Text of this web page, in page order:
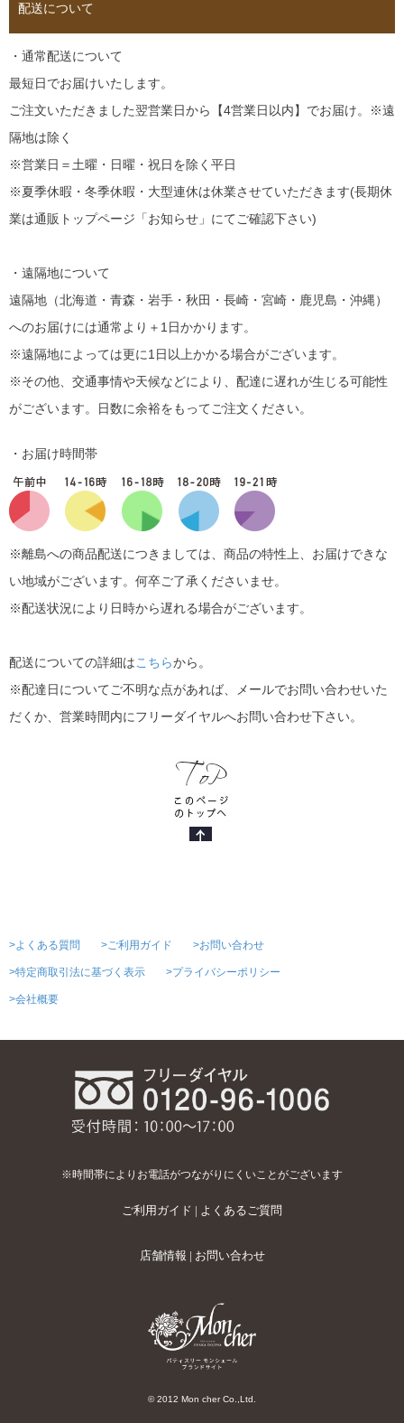
配送について
・通常配送について
最短日でお届けいたします。
ご注文いただきました翌営業日から【4営業日以内】でお届け。※遠
隔地は除く
※営業日＝土曜・日曜・祝日を除く平日
※夏季休暇・冬季休暇・大型連休は休業させていただきます(長期休
業は通販トップページ「お知らせ」にてご確認下さい)
・遠隔地について
遠隔地（北海道・青森・岩手・秋田・長崎・宮崎・鹿児島・沖縄）
へのお届けには通常より＋1日かかります。
※遠隔地によっては更に1日以上かかる場合がございます。
※その他、交通事情や天候などにより、配達に遅れが生じる可能性
がございます。日数に余裕をもってご注文ください。
・お届け時間帯
※離島への商品配送につきましては、商品の特性上、お届けできな
い地域がございます。何卒ご了承くださいませ。
※配送状況により日時から遅れる場合がございます。
配送についての詳細はこちらから。
※配達日についてご不明な点があれば、メールでお問い合わせいた
だくか、営業時間内にフリーダイヤルへお問い合わせ下さい。
>よくある質問 >ご利用ガイド >お問い合わせ
>特定商取引法に基づく表示 >プライバシーポリシー
>会社概要
※時間帯によりお電話がつながりにくいことがございます
ご利用ガイド | よくあるご質問
店舗情報 | お問い合わせ
© 2012 Mon cher Co.,Ltd.